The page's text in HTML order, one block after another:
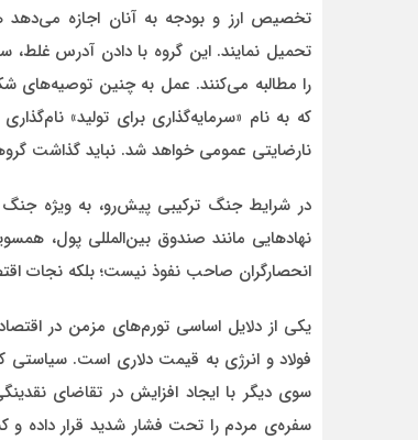
تخصیص ارز و بودجه به آنان اجازه می‌دهد
تحمیل نمایند. این گروه با دادن آدرس
را مطالبه می‌کنند. عمل به چنین توصیه‌های
که به نام «سرمایه‌گذاری برای تولید»
نارضایتی عمومی خواهد شد. نباید گذاشت
در شرایط جنگ ترکیبی پیش‌رو، به ویژه جنگ
نهادهایی مانند صندوق بین‌المللی پول،
انحصارگران صاحب نفوذ نیست؛ بلکه نجات
یکی از دلایل اساسی تورم‌های مزمن در
فولاد و انرژی به قیمت دلاری است. سیاستی
سوی دیگر با ایجاد افزایش در تقاضای
سفره‌ی مردم را تحت فشار شدید قرار داده و